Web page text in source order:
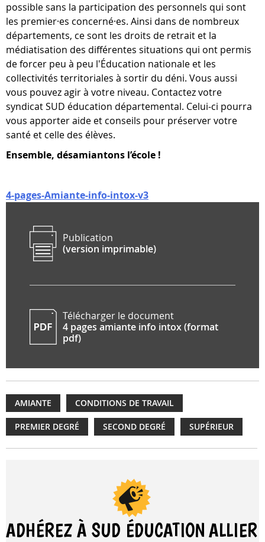
possible sans la participation des personnels qui sont
les premier·es concerné·es. Ainsi dans de nombreux
départements, ce sont les droits de retrait et la
médiatisation des différentes situations qui ont permis
de forcer peu à peu l'Éducation nationale et les
collectivités territoriales à sortir du déni. Vous aussi
vous pouvez agir à votre niveau. Contactez votre
syndicat SUD éducation départemental. Celui-ci pourra
vous apporter aide et conseils pour préserver votre
santé et celle des élèves.
Ensemble, désamiantons l’école !
4-pages-Amiante-info-intox-v3
Publication
(version imprimable)
Télécharger le document
4 pages amiante info intox (format
pdf)
AMIANTE CONDITIONS DE TRAVAIL
PREMIER DEGRÉ SECOND DEGRÉ SUPÉRIEUR
ADHÉREZ À SUD ÉDUCATION ALLIER